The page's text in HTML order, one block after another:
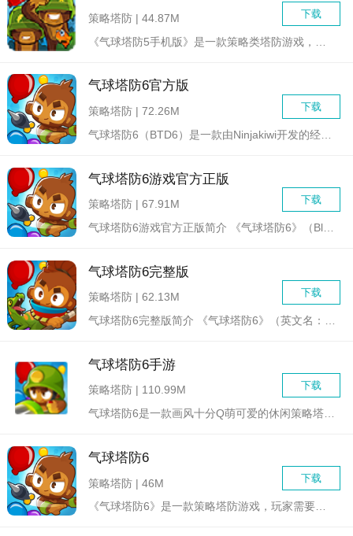
下载
策略塔防 | 44.87M
气球塔防6官方版
下载
策略塔防 | 72.26M
气球塔防6游戏官方正版
下载
策略塔防 | 67.91M
气球塔防6游戏官方正版简介 《气球塔防6》（Bloon...
气球塔防6完整版
下载
策略塔防 | 62.13M
气球塔防6完整版简介 《气球塔防6》（英文名：Bloo...
气球塔防6手游
下载
策略塔防 | 110.99M
气球塔防6是一款画风十分Q萌可爱的休闲策略塔防类游戏，在游戏...
气球塔防6
下载
策略塔防 | 46M
《气球塔防6》是一款策略塔防游戏，玩家需要建造塔防设施来防御...